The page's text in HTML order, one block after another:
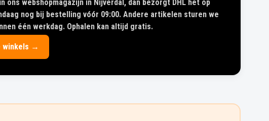
ons webshopmagazijn in Nijverdal, dan bezorgt DHL het op
nog bij bestelling vóór 09:00. Andere artikelen sturen we
één werkdag. Ophalen kan altijd gratis.
winkels →